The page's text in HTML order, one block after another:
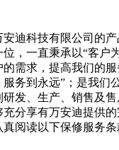
迪科技有限公司的
，一直秉承以“客户
需求，提高我们的
务到永远”；是我们
发、生产、销售及
分享有万安迪提供
阅读以下保修服务条